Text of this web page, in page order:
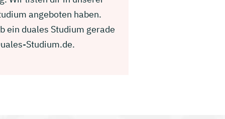
angeboten haben.
ein duales Studium gerade
Studium.de.